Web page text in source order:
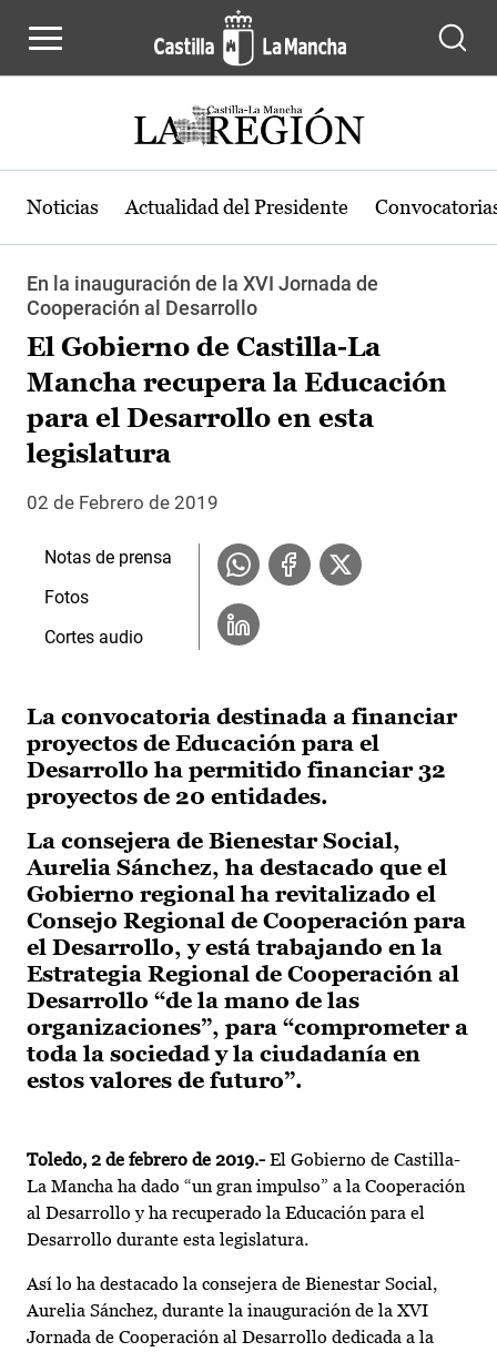
Noticias Actualidad del Presidente
En la inauguración de la XVI Jornada de
Cooperación al Desarrollo
El Gobierno de Castilla-La
Mancha recupera la Educación
para el Desarrollo en esta
legislatura
02 de Febrero de 2019
La convocatoria destinada a financiar
proyectos de Educación para el
Desarrollo ha permitido financiar 32
proyectos de 20 entidades.
La consejera de Bienestar Social,
Aurelia Sánchez, ha destacado que el
Gobierno regional ha revitalizado el
Consejo Regional de Cooperación para
el Desarrollo, y está trabajando en la
Estrategia Regional de Cooperación al
Desarrollo “de la mano de las
organizaciones”, para “comprometer a
toda la sociedad y la ciudadanía en
estos valores de futuro”.
Toledo, 2 de febrero de 2019.- El Gobierno de Castilla-
La Mancha ha dado “un gran impulso” a la Cooperación
al Desarrollo y ha recuperado la Educación para el
Desarrollo durante esta legislatura.
Así lo ha destacado la consejera de Bienestar Social,
Aurelia Sánchez, durante la inauguración de la XVI
Jornada de Cooperación al Desarrollo dedicada a la
Notas de prensa
Fotos
Cortes audio